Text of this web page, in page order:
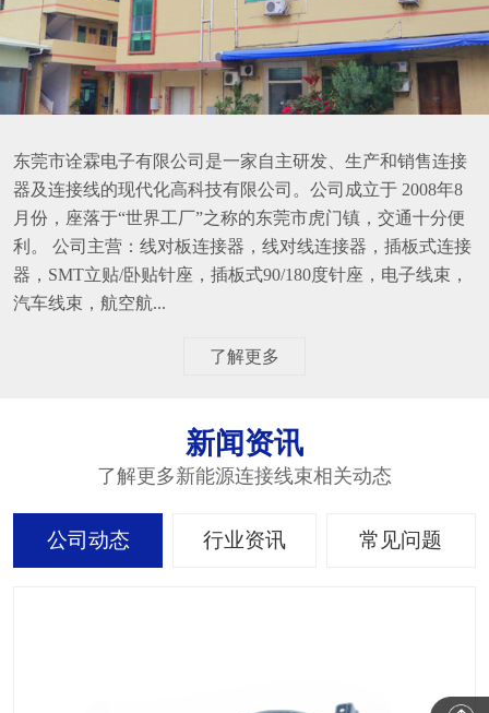
东莞市诠霖电子有限公司是一家自主研发、生产和销售连接
器及连接线的现代化高科技有限公司。公司成立于 2008年8
月份，座落于“世界工厂”之称的东莞市虎门镇，交通十分便
利。 公司主营：线对板连接器，线对线连接器，插板式连接
器，SMT立贴/卧贴针座，插板式90/180度针座，电子线束，
汽车线束，航空航...
了解更多
新闻资讯
了解更多新能源连接线束相关动态
公司动态 行业资讯 常见问题